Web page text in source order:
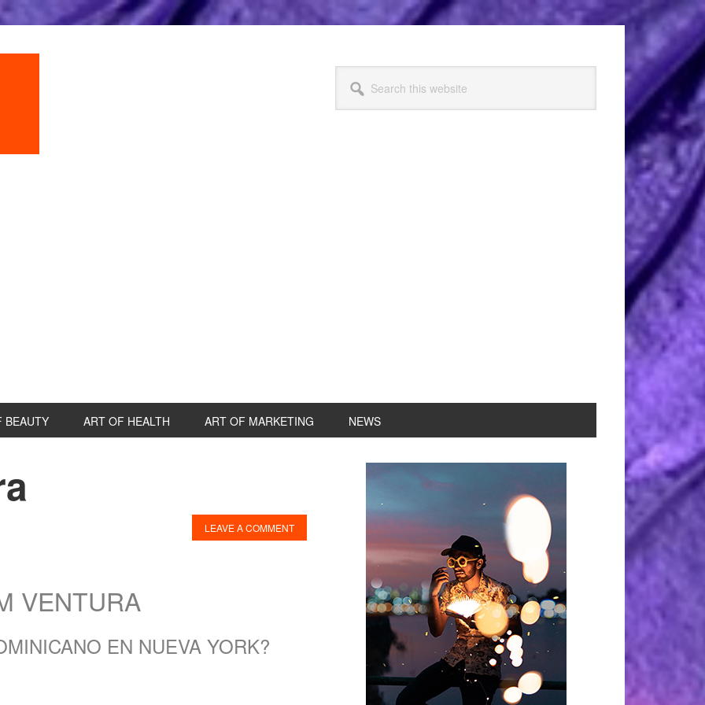
this
website
BEAUTY ART OF HEALTH ART OF MARKETING NEWS
LEAVE A COMMENT
VENTURA
EN NUEVA YORK?
Primary
Sidebar